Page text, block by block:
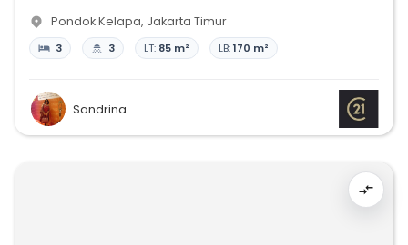
Pondok Kelapa, Jakarta Timur
3 3 LT: 85 m² LB:170 m²
Sandrina